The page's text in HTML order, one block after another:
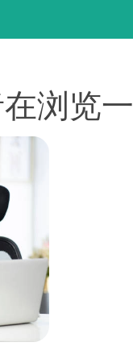
浏览